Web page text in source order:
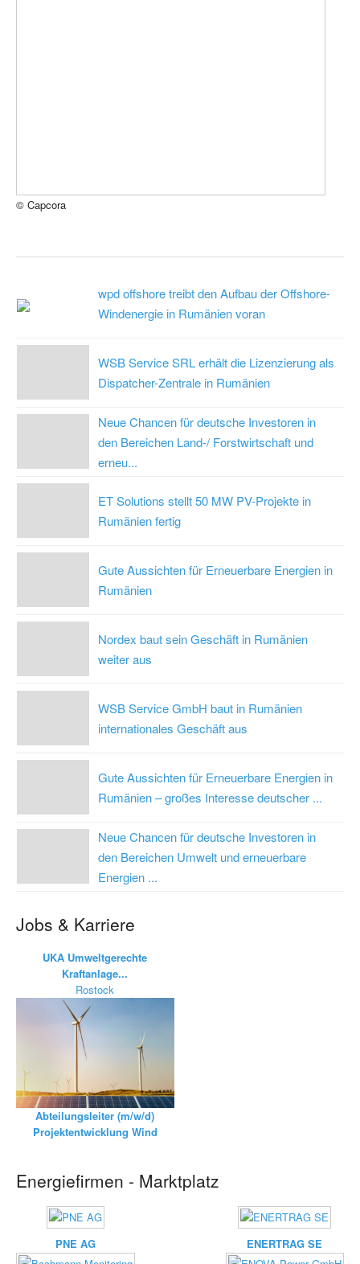
© Capcora
wpd offshore treibt den Aufbau der Offshore-
Windenergie in Rumänien voran
WSB Service SRL erhält die Lizenzierung als
Dispatcher-Zentrale in Rumänien
Neue Chancen für deutsche Investoren in
den Bereichen Land-/ Forstwirtschaft und
erneu...
ET Solutions stellt 50 MW PV-Projekte in
Rumänien fertig
Gute Aussichten für Erneuerbare Energien in
Rumänien
Nordex baut sein Geschäft in Rumänien
weiter aus
WSB Service GmbH baut in Rumänien
internationales Geschäft aus
Gute Aussichten für Erneuerbare Energien in
Rumänien – großes Interesse deutscher ...
Neue Chancen für deutsche Investoren in
den Bereichen Umwelt und erneuerbare
Energien ...
Jobs & Karriere
UKA Umweltgerechte
Kraftanlage...
Rostock
Abteilungsleiter (m/w/d)
Projektentwicklung Wind
Energiefirmen - Marktplatz
PNE AG ENERTRAG SE